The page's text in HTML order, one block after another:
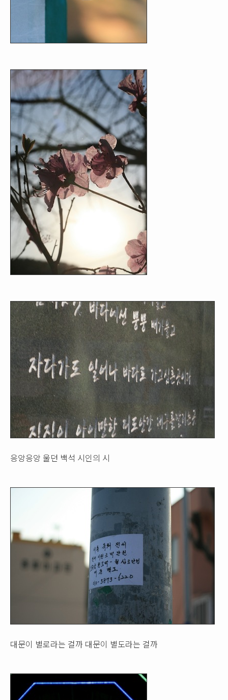
응앙응앙 울던 백석 시인의 시
대문이 별로라는 걸까 대문이 별도라는 걸까